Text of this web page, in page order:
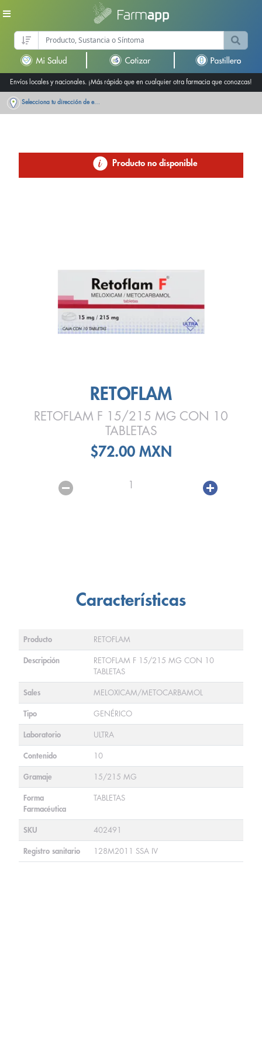
Envíos locales y nacionales. ¡Más rápido que en cualquier otra farmacia que conozcas!
Selecciona tu dirección de entrega
Producto no disponible
RETOFLAM
RETOFLAM F 15/215 MG CON 10
TABLETAS
$72.00 MXN
1
Características
Producto RETOFLAM
Descripción
RETOFLAM F 15/215 MG CON 10
TABLETAS
Sales MELOXICAM/METOCARBAMOL
Tipo GENÉRICO
Laboratorio ULTRA
Contenido 10
Gramaje 15/215 MG
Forma
Farmacéutica
TABLETAS
SKU 402491
Registro sanitario 128M2011 SSA IV